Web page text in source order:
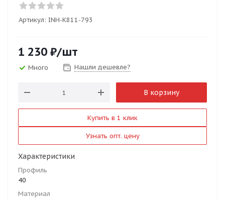
Артикул: INH-K811-793
1 230 ₽/шт
Много Нашли дешевле?
В корзину
Купить в 1 клик
Узнать опт. цену
Характеристики
Профиль
40
Материал